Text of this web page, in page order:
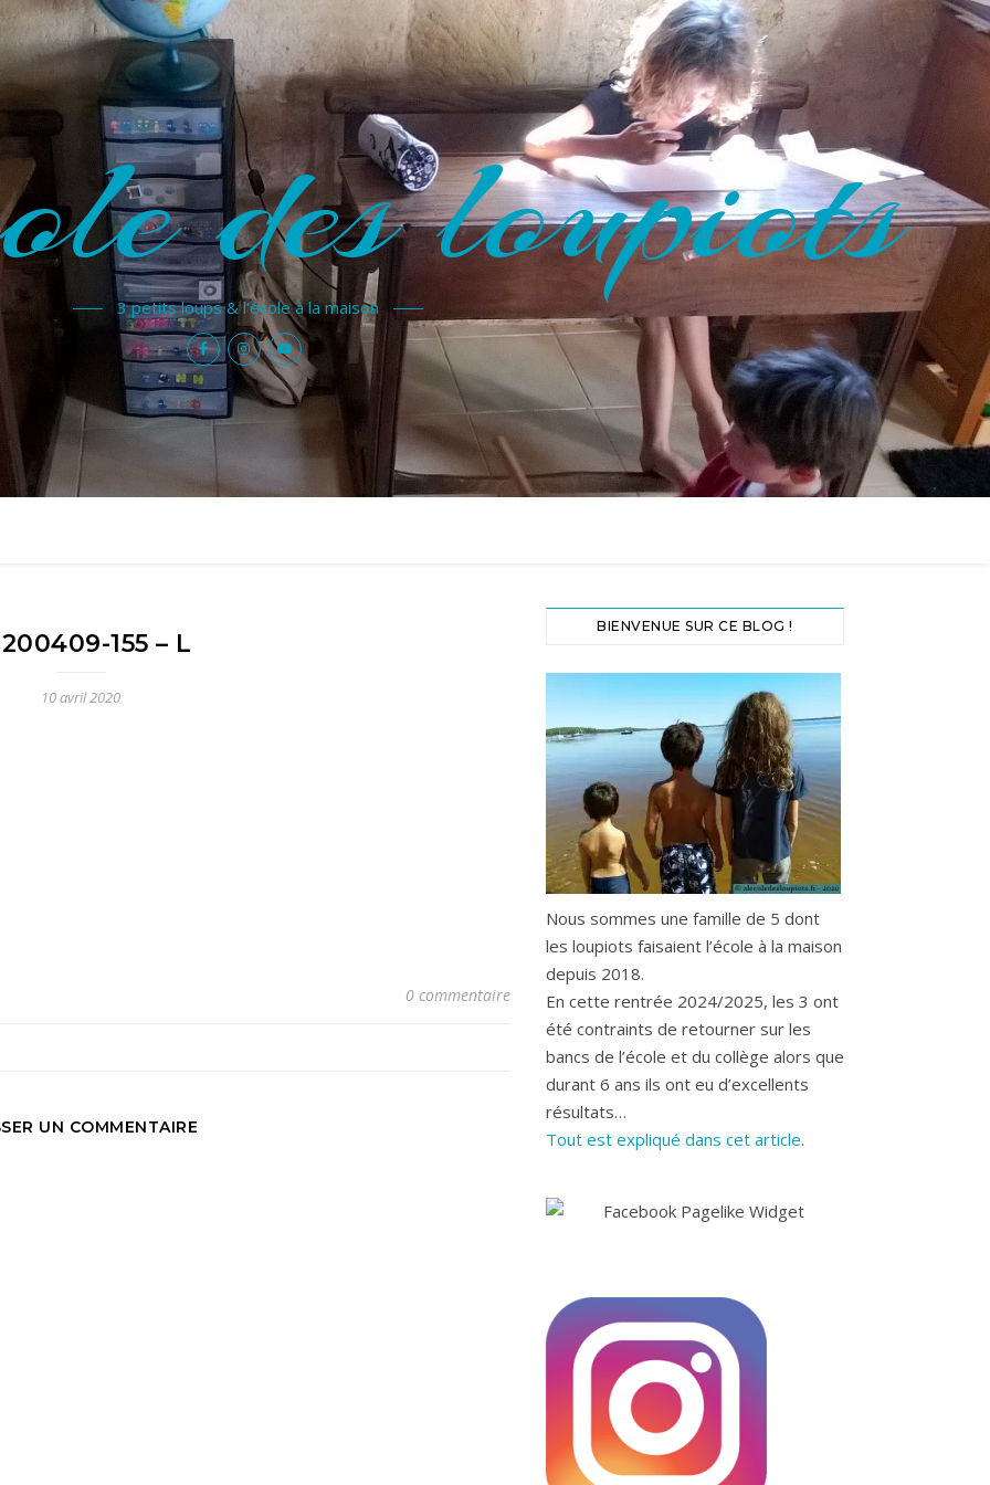
des loupiots
3 petits loups & l'école à la maison
155 – L
10 avril 2020
0 commentaire
UN COMMENTAIRE
BIENVENUE SUR CE BLOG !
Nous sommes une famille de 5 dont
les loupiots faisaient l’école à la maison
depuis 2018.
En cette rentrée 2024/2025, les 3 ont
été contraints de retourner sur les
bancs de l’école et du collège alors que
durant 6 ans ils ont eu d’excellents
résultats…
Tout est expliqué dans cet article.